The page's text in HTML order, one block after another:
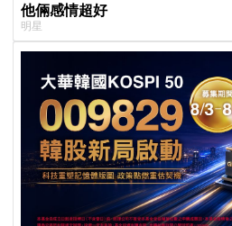
他倆感情超好
明星